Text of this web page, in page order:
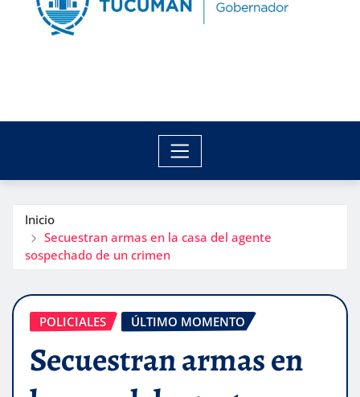
Inicio
Secuestran armas en la casa del agente
sospechado de un crimen
POLICIALES ÚLTIMO MOMENTO
Secuestran armas en